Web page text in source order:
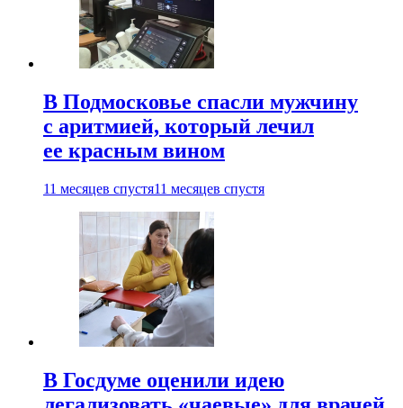
В Подмосковье спасли мужчину
с аритмией, который лечил
ее красным вином
11 месяцев спустя11 месяцев спустя
В Госдуме оценили идею